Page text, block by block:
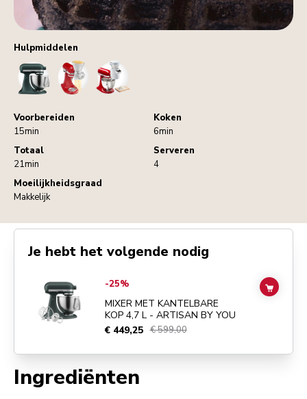
Hulpmiddelen
StandMixerGrainMillSifter
Voorbereiden
15min
Koken
6min
Totaal
21min
Serveren
4
Moeilijkheidsgraad
Makkelijk
Ingrediënten
Je hebt het volgende nodig
Go toMIXER MET KANTELBARE KOP 4,7 L - ARTISAN BY YOU
-25%
MIXER MET KANTELBARE
KOP 4,7 L - ARTISAN BY YOU
€ 449,25 € 599,00
ADD